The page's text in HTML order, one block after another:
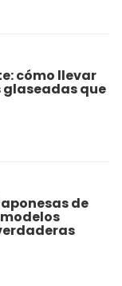
cómo llevar
que
de